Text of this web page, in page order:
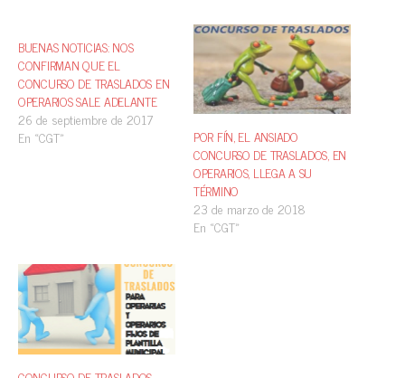
BUENAS NOTICIAS: NOS
CONFIRMAN QUE EL
CONCURSO DE TRASLADOS EN
OPERARIOS SALE ADELANTE
26 de septiembre de 2017
En «CGT»
POR FÍN, EL ANSIADO
CONCURSO DE TRASLADOS, EN
OPERARIOS, LLEGA A SU
TÉRMINO
23 de marzo de 2018
En «CGT»